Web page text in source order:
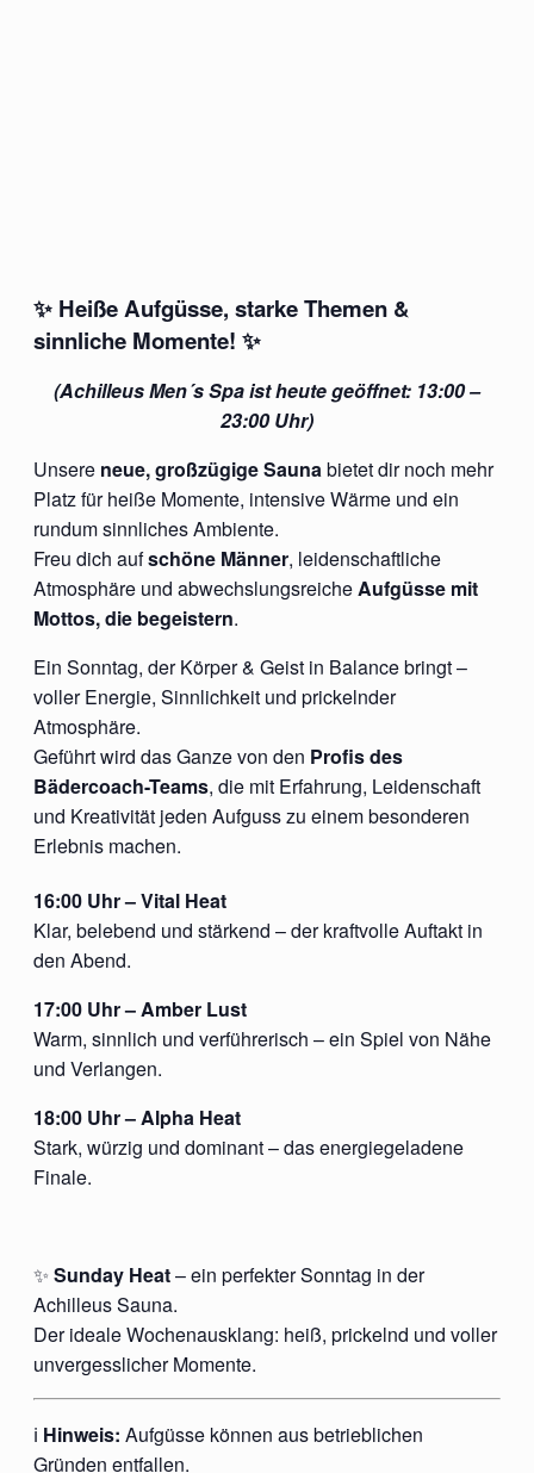
✨ Heiße Aufgüsse, starke Themen &
sinnliche Momente! ✨
(Achilleus Men´s Spa ist heute geöffnet: 13:00 –
23:00 Uhr)
Unsere neue, großzügige Saunabietet dir noch mehr
Platz für heiße Momente, intensive Wärme und ein
rundum sinnliches Ambiente.
Freu dich aufschöne Männer, leidenschaftliche
Atmosphäre und abwechslungsreicheAufgüsse mit
Mottos, die begeistern.
Ein Sonntag, der Körper & Geist in Balance bringt –
voller Energie, Sinnlichkeit und prickelnder
Atmosphäre.
Geführt wird das Ganze von den Profis des
Bädercoach-Teams, die mit Erfahrung, Leidenschaft
und Kreativität jeden Aufguss zu einem besonderen
Erlebnis machen.
16:00 Uhr – Vital Heat
Klar, belebend und stärkend – der kraftvolle Auftakt in
den Abend.
17:00 Uhr – Amber Lust
Warm, sinnlich und verführerisch – ein Spiel von Nähe
und Verlangen.
18:00 Uhr – Alpha Heat
Stark, würzig und dominant – das energiegeladene
Finale.
✨ Sunday Heat– ein perfekter Sonntag in der
Achilleus Sauna.
Der ideale Wochenausklang: heiß, prickelnd und voller
unvergesslicher Momente.
ℹ️ Hinweis: Aufgüsse können aus betrieblichen
Gründen entfallen.